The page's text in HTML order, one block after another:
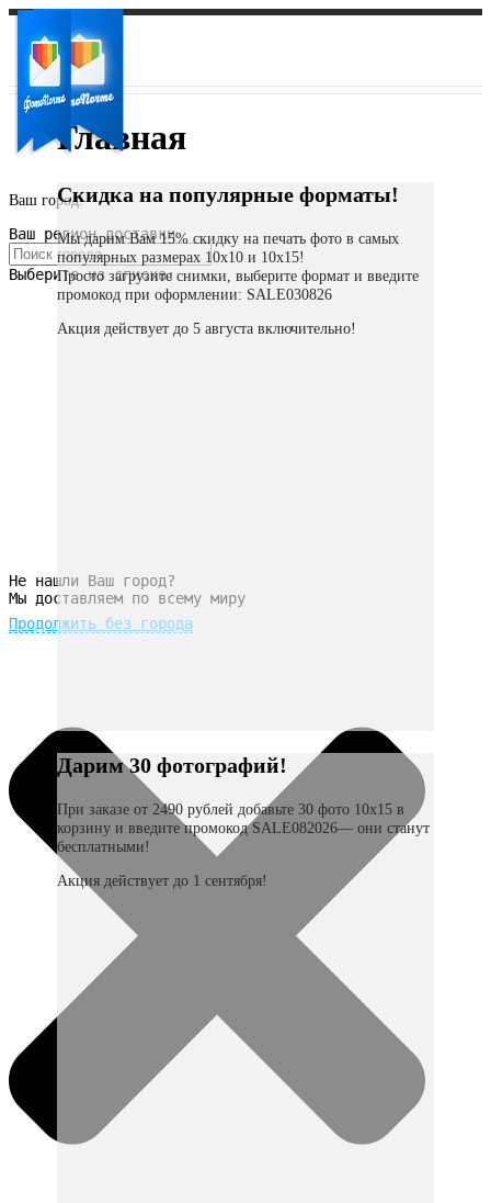
Ваш город:
Ваш регион доставки
Выберите из списка:
Не нашли Ваш город?
Мы доставляем по всему миру
Продолжить без города
Главная
Скидка на популярные форматы!
Мы дарим Вам 15% скидку на печать фото в самых
популярных размерах 10х10 и 10х15!
Просто загрузите снимки, выберите формат и введите
промокод при оформлении: SALE030826
Акция действует до 5 августа включительно!
Дарим 30 фотографий!
При заказе от 2490 рублей добавьте 30 фото 10х15 в
корзину и введите промокод SALE082026— они станут
бесплатными!
Акция действует до 1 сентября!